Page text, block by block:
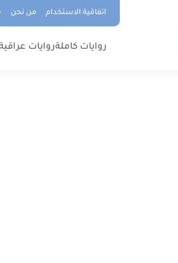
اتفاقية الاستخدام من نحن
روايات كاملةروايات